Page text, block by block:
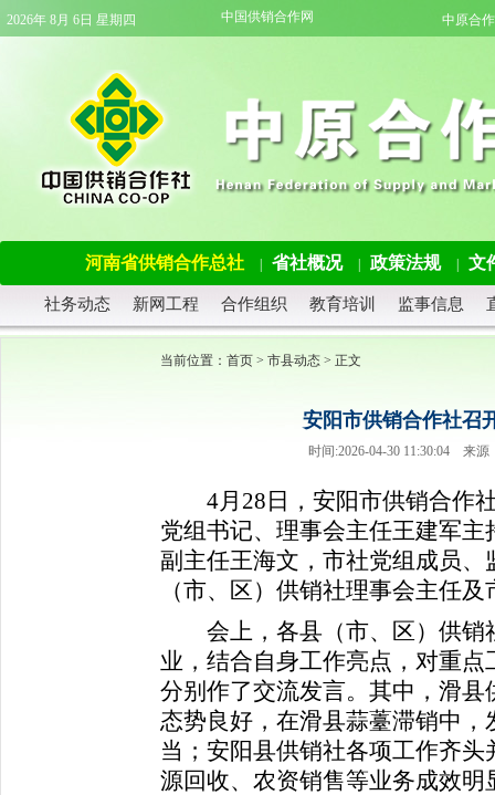
2026年 8月 6日 星期四 中国供销合作网 中原合
河南省供销合作总社 省社概况 政策法规 文
社务动态 新网工程 合作组织 教育培训 监事信息
当前位置： 首页 > 市县动态 > 正文
安阳市供销合作社召
时间:2026-04-30 11:30:04 来
4月28日，安阳市供销合作社
党组书记、理事会主任王建军
副主任王海文，市社党组成员
（市、区）供销社理事会主任
会上，各县（市、区）供销
业，结合自身工作亮点，对重
分别作了交流发言。其中，滑
态势良好，在滑县蒜薹滞销中
当；安阳县供销社各项工作齐
源回收、农资销售等业务成效